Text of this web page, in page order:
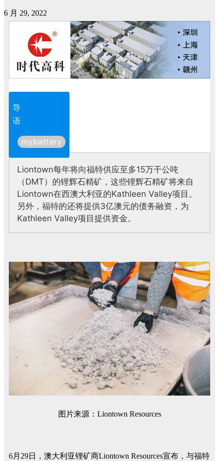
6 月 29, 2022
导
语
mybattery
Liontown每年将向福特供应至多15万干公吨
（DMT）的锂辉石精矿，这些锂辉石精矿将来自
Liontown在西澳大利亚的Kathleen Valley项目。
另外，福特的还将提供3亿澳元的债务融资，为
Kathleen Valley项目提供资金。
图片来源：Liontown Resources
6月29日，澳大利亚锂矿商Liontown Resources宣布，与福特